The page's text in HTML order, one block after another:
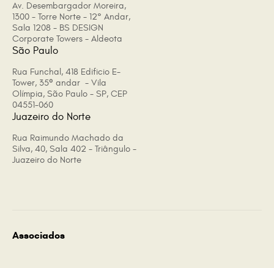
Av. Desembargador Moreira,
1300 - Torre Norte - 12° Andar,
Sala 1208 - BS DESIGN
Corporate Towers - Aldeota
São Paulo
Rua Funchal, 418 Edificio E-
Tower, 35º andar - Vila
Olímpia, São Paulo - SP, CEP
04551-060
Juazeiro do Norte
Rua Raimundo Machado da
Silva, 40, Sala 402 - Triângulo -
Juazeiro do Norte
Associados